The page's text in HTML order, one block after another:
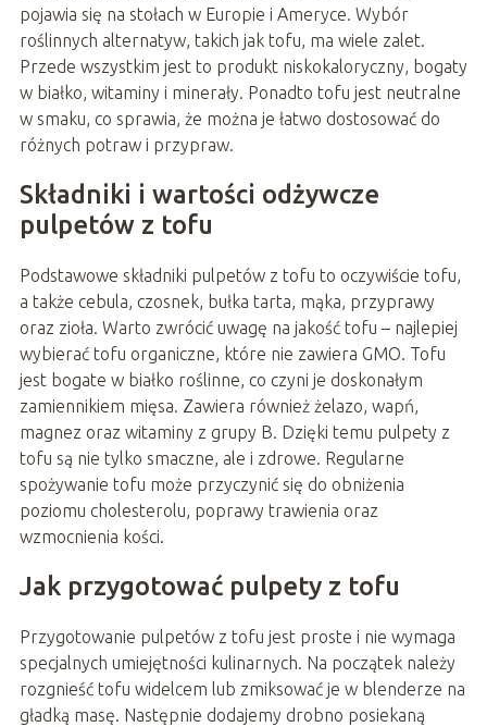
pojawia się na stołach w Europie i Ameryce. Wybór
roślinnych alternatyw, takich jak tofu, ma wiele zalet.
Przede wszystkim jest to produkt niskokaloryczny, bogaty
w białko, witaminy i minerały. Ponadto tofu jest neutralne
w smaku, co sprawia, że można je łatwo dostosować do
różnych potraw i przypraw.
Składniki i wartości odżywcze
pulpetów z tofu
Podstawowe składniki pulpetów z tofu to oczywiście tofu,
a także cebula, czosnek, bułka tarta, mąka, przyprawy
oraz zioła. Warto zwrócić uwagę na jakość tofu – najlepiej
wybierać tofu organiczne, które nie zawiera GMO. Tofu
jest bogate w białko roślinne, co czyni je doskonałym
zamiennikiem mięsa. Zawiera również żelazo, wapń,
magnez oraz witaminy z grupy B. Dzięki temu pulpety z
tofu są nie tylko smaczne, ale i zdrowe. Regularne
spożywanie tofu może przyczynić się do obniżenia
poziomu cholesterolu, poprawy trawienia oraz
wzmocnienia kości.
Jak przygotować pulpety z tofu
Przygotowanie pulpetów z tofu jest proste i nie wymaga
specjalnych umiejętności kulinarnych. Na początek należy
rozgnieść tofu widelcem lub zmiksować je w blenderze na
gładką masę. Następnie dodajemy drobno posiekaną